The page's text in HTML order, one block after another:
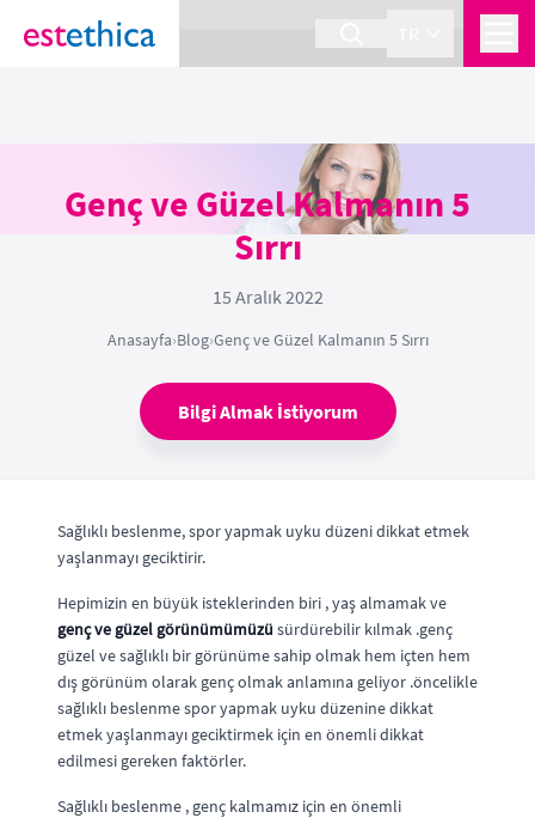
section Service {
Genç ve Güzel Kalmanın 5
Sırrı
15 Aralık 2022
Anasayfa›Blog›Genç ve Güzel Kalmanın 5 Sırrı
Bilgi Almak İstiyorum
Sağlıklı beslenme, spor yapmak uyku düzeni dikkat etmek
yaşlanmayı geciktirir.
Hepimizin en büyük isteklerinden biri , yaş almamak ve
genç ve güzel görünümümüzü sürdürebilir kılmak .genç
güzel ve sağlıklı bir görünüme sahip olmak hem içten hem
dış görünüm olarak genç olmak anlamına geliyor .öncelikle
sağlıklı beslenme spor yapmak uyku düzenine dikkat
etmek yaşlanmayı geciktirmek için en önemli dikkat
edilmesi gereken faktörler.
Sağlıklı beslenme , genç kalmamız için en önemli